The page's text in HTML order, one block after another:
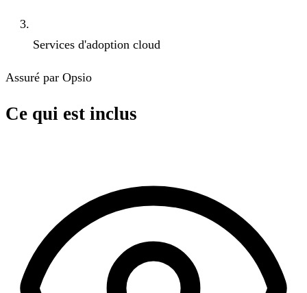
Services d'adoption cloud
Assuré par Opsio
Ce qui est inclus